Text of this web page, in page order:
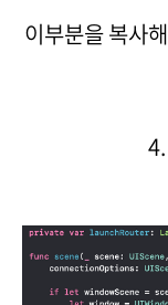
이부분을 복사